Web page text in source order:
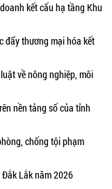
kết cấu hạ tầng Khu
đẩy thương mại hóa kết
về nông nghiệp, môi
nền tảng số của tỉnh
chống tội phạm
Lắk năm 2026